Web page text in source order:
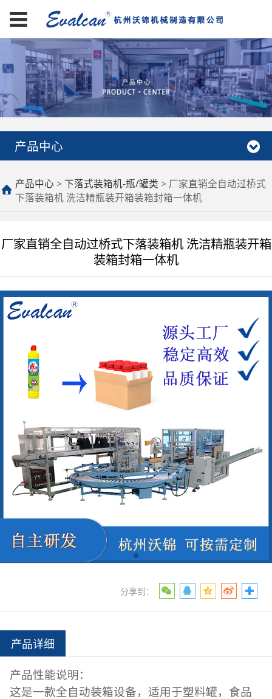
产品中心
厂家直销全自动过桥式
下落装箱机 洗洁精瓶装
开箱装箱封箱一体机
产品中心 > 下落式装箱机-瓶/罐类 > 厂家直销全自动过桥式
下落装箱机 洗洁精瓶装开箱装箱封箱一体机
厂家直销全自动过桥式下落装箱机 洗洁精瓶装开箱
装箱封箱一体机
分享到：
产品详细
产品性能说明：
这是一款全自动装箱设备，适用于塑料罐，食品